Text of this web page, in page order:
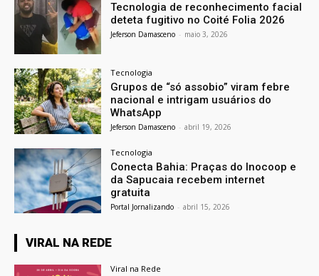
Tecnologia de reconhecimento facial
deteta fugitivo no Coité Folia 2026
Jeferson Damasceno - maio 3, 2026
Tecnologia
Grupos de “só assobio” viram febre
nacional e intrigam usuários do
WhatsApp
Jeferson Damasceno - abril 19, 2026
Tecnologia
Conecta Bahia: Praças do Inocoop e
da Sapucaia recebem internet
gratuita
Portal Jornalizando - abril 15, 2026
VIRAL NA REDE
Viral na Rede